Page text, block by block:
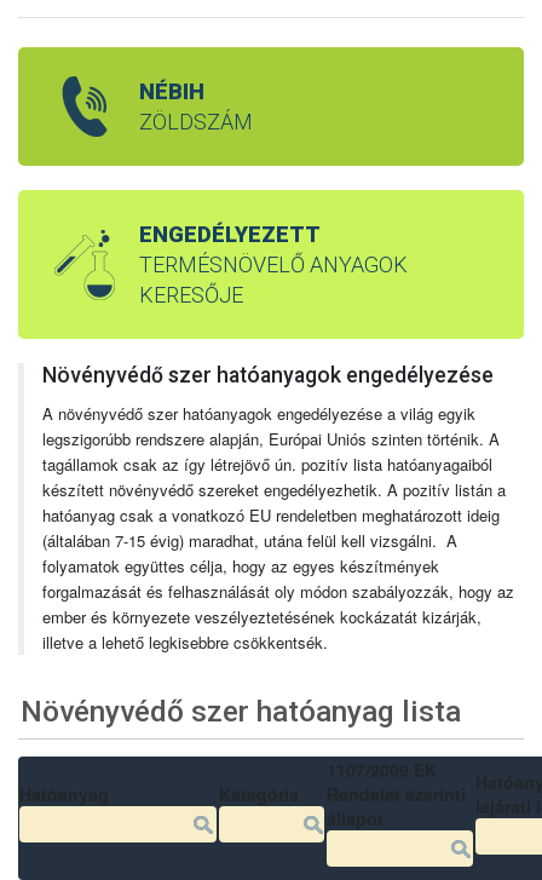
NÉBIH
ZÖLDSZÁM
ENGEDÉLYEZETT
TERMÉSNÖVELŐ ANYAGOK
KERESŐJE
Növényvédő szer hatóanyagok engedélyezése
A növényvédő szer hatóanyagok engedélyezése a világ egyik
legszigorúbb rendszere alapján, Európai Uniós szinten történik. A
tagállamok csak az így létrejövő ún. pozitív lista hatóanyagaiból
készített növényvédő szereket engedélyezhetik. A pozitív listán a
hatóanyag csak a vonatkozó EU rendeletben meghatározott ideig
(általában 7-15 évig) maradhat, utána felül kell vizsgálni. A
folyamatok együttes célja, hogy az egyes készítmények
forgalmazását és felhasználását oly módon szabályozzák, hogy az
ember és környezete veszélyeztetésének kockázatát kizárják,
illetve a lehető legkisebbre csökkentsék.
Növényvédő szer hatóanyag lista